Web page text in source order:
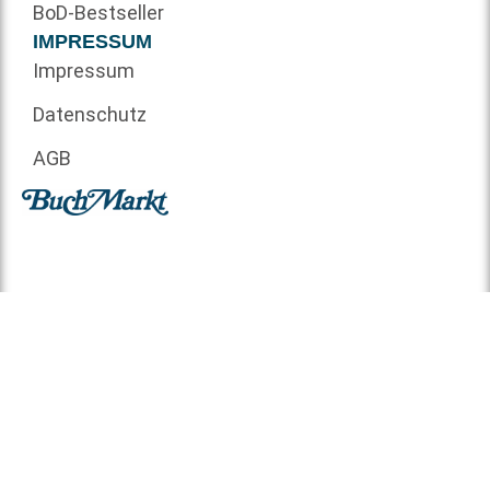
BoD-Bestseller
IMPRESSUM
Impressum
Datenschutz
AGB